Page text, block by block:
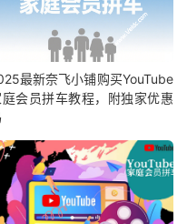
最新奈飞小铺购买YouTube
庭会员拼车教程，附独家优惠